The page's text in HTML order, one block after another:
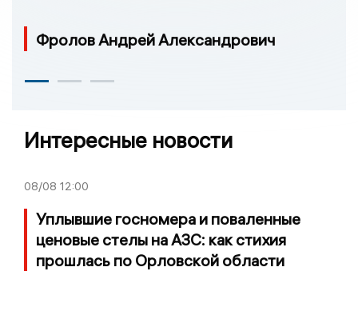
Фролов Андрей Александрович
Интересные новости
08/08 12:00
Уплывшие госномера и поваленные
ценовые стелы на АЗС: как стихия
прошлась по Орловской области